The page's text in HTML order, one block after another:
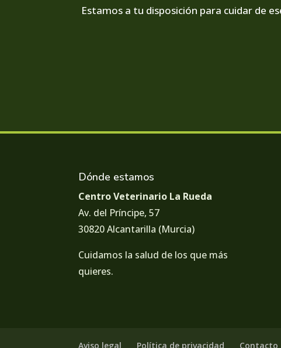
Estamos a tu disposición para cuidar de
Dónde estamos
Centro Veterinario La Rueda
Av. del Príncipe, 57
30820 Alcantarilla (Murcia)
Cuidamos la salud de los que más
quieres.
Aviso legal Política de privacidad Contacto